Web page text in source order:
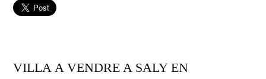
VILLA A VENDRE A SALY EN